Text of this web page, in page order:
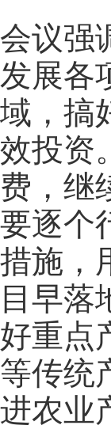
会议强
发展各
域，搞
效投资
费，继
要逐个
措施，
目早落
好重点
等传统
进农业